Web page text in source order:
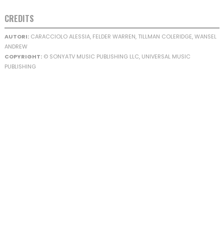
CREDITS
AUTORI:CARACCIOLO ALESSIA, FELDER WARREN, TILLMAN COLERIDGE, WANSEL
ANDREW
COPYRIGHT:© SONYATV MUSIC PUBLISHING LLC, UNIVERSAL MUSIC
PUBLISHING